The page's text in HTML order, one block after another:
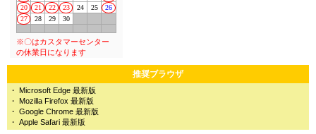
推奨ブラウザ
・ Microsoft Edge 最新版
・ Mozilla Firefox 最新版
・ Google Chrome 最新版
・ Apple Safari 最新版